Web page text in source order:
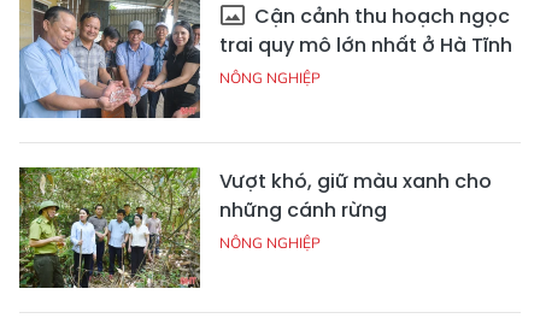
Cận cảnh thu hoạch ngọc
trai quy mô lớn nhất ở Hà Tĩnh
NÔNG NGHIỆP
Vượt khó, giữ màu xanh cho
những cánh rừng
NÔNG NGHIỆP